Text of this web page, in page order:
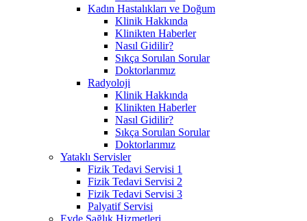
Kadın Hastalıkları ve Doğum
Klinik Hakkında
Klinikten Haberler
Nasıl Gidilir?
Sıkça Sorulan Sorular
Doktorlarımız
Radyoloji
Klinik Hakkında
Klinikten Haberler
Nasıl Gidilir?
Sıkça Sorulan Sorular
Doktorlarımız
Yataklı Servisler
Fizik Tedavi Servisi 1
Fizik Tedavi Servisi 2
Fizik Tedavi Servisi 3
Palyatif Servisi
Evde Sağlık Hizmetleri